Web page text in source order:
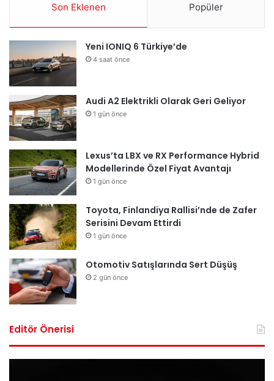
Son Eklenen Popüler
Yeni IONIQ 6 Türkiye’de
4 saat önce
Audi A2 Elektrikli Olarak Geri Geliyor
1 gün önce
Lexus’ta LBX ve RX Performance Hybrid
Modellerinde Özel Fiyat Avantajı
1 gün önce
Toyota, Finlandiya Rallisi’nde de Zafer
Serisini Devam Ettirdi
1 gün önce
Otomotiv Satışlarında Sert Düşüş
2 gün önce
Editör Önerisi